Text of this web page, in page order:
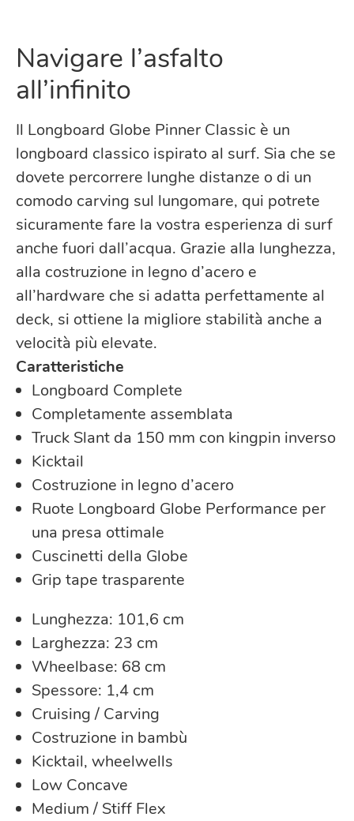
Navigare l’asfalto
all’infinito
Il Longboard Globe Pinner Classic è un
longboard classico ispirato al surf. Sia che se
dovete percorrere lunghe distanze o di un
comodo carving sul lungomare, qui potrete
sicuramente fare la vostra esperienza di surf
anche fuori dall’acqua. Grazie alla lunghezza,
alla costruzione in legno d’acero e
all’hardware che si adatta perfettamente al
deck, si ottiene la migliore stabilità anche a
velocità più elevate.
Caratteristiche
Longboard Complete
Completamente assemblata
Truck Slant da 150 mm con kingpin inverso
Kicktail
Costruzione in legno d’acero
Ruote Longboard Globe Performance per
una presa ottimale
Cuscinetti della Globe
Grip tape trasparente
Lunghezza: 101,6 cm
Larghezza: 23 cm
Wheelbase: 68 cm
Spessore: 1,4 cm
Cruising / Carving
Costruzione in bambù
Kicktail, wheelwells
Low Concave
Medium / Stiff Flex